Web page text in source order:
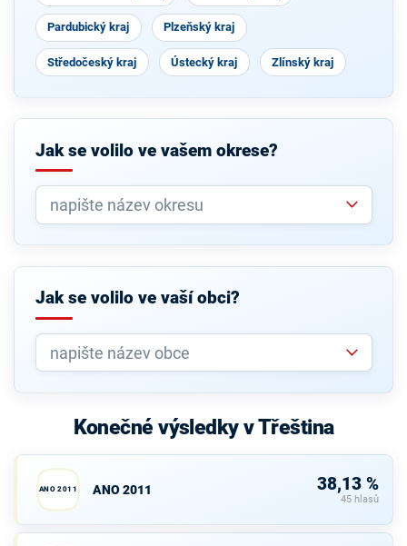
Pardubický kraj Plzeňský kraj
Středočeský kraj Ústecký kraj Zlínský kraj
Jak se volilo ve vašem okrese?
Jak se volilo ve vaší obci?
Konečné výsledky v Třeština
ANO 2011 ANO 2011 38,13 %
45 hlasů